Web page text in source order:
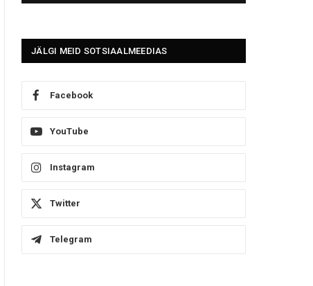
JÄLGI MEID SOTSIAALMEEDIAS
Facebook
YouTube
Instagram
Twitter
Telegram